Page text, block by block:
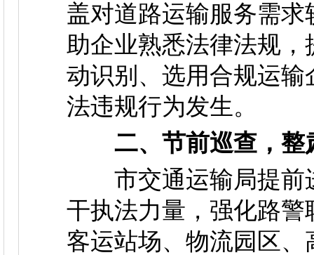
盖对道路运输服务需求
助企业熟悉法律法规
动识别、选用合规运
法违规行为发生。
二、节前巡查，整
市交通运输局提前
干执法力量，强化路
客运站场、物流园区